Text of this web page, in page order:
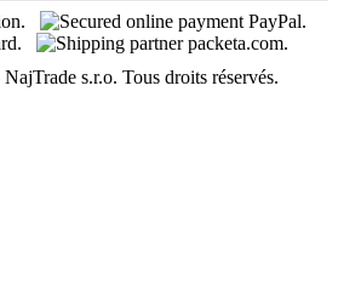
s.r.o. Tous droits réservés.